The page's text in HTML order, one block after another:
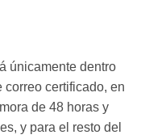
únicamente dentro
correo certificado, en
de 48 horas y
y para el resto del